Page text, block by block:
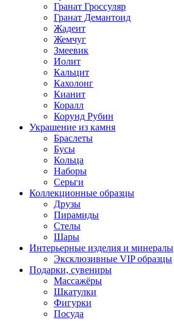
Гранат Гроссуляр
Гранат Демантоид
Жадеит
Жемчуг
Змеевик
Иолит
Кальцит
Кахолонг
Кианит
Коралл
Корунд Рубин
Украшение из камня
Браслеты
Бусы
Кольца
Наборы
Серьги
Коллекционные образцы
Друзы
Пирамиды
Стелы
Шары
Интерьерные изделия и минералы
Эксклюзивные VIP образцы
Подарки, сувениры
Массажёры
Шкатулки
Фигурки
Посуда